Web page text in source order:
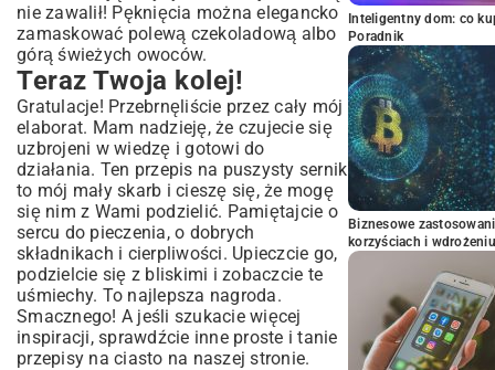
nie zawalił! Pęknięcia można elegancko
zamaskować polewą czekoladową albo
górą świeżych owoców.
Teraz Twoja kolej!
Gratulacje! Przebrnęliście przez cały mój
elaborat. Mam nadzieję, że czujecie się
uzbrojeni w wiedzę i gotowi do
działania. Ten przepis na puszysty sernik
to mój mały skarb i cieszę się, że mogę
się nim z Wami podzielić. Pamiętajcie o
sercu do pieczenia, o dobrych
składnikach i cierpliwości. Upieczcie go,
podzielcie się z bliskimi i zobaczcie te
uśmiechy. To najlepsza nagroda.
Smacznego! A jeśli szukacie więcej
inspiracji, sprawdźcie inne proste i tanie
przepisy na ciasto na naszej stronie.
Inteligentny dom: co
Poradnik
Biznesowe
korzyściach i wdrożeniu